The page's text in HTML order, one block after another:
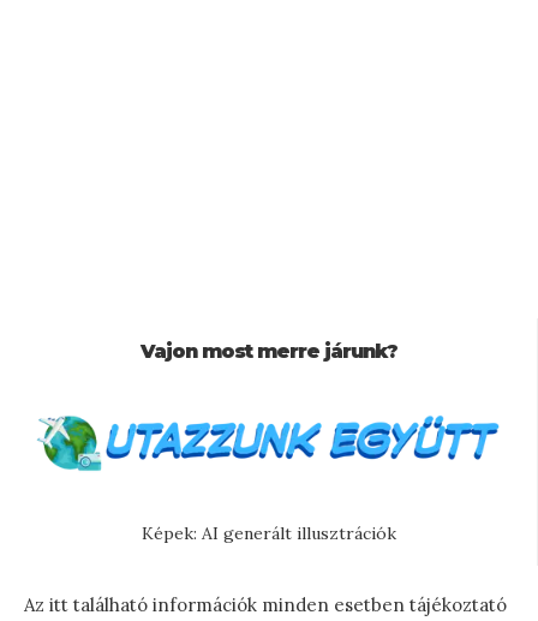
Vajon most merre járunk?
Képek: AI generált illusztrációk
Az itt található információk minden esetben tájékoztató